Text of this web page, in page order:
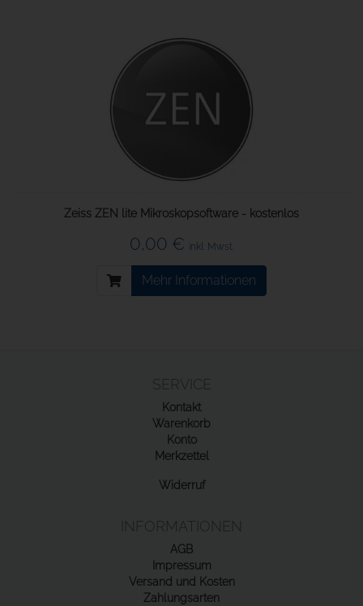
Zeiss ZEN lite Mikroskopsoftware - kostenlos
0,00 € inkl. Mwst.
Mehr Informationen
SERVICE
Kontakt
Warenkorb
Konto
Merkzettel
Widerruf
INFORMATIONEN
AGB
Impressum
Versand und Kosten
Zahlungsarten